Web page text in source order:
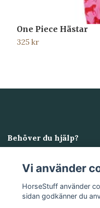
One Piece Hästar
325 kr
Behöver du hjälp?
Läs mer
Sociala medier
Vi använder
HorseStuff använder
sidan godkänner du